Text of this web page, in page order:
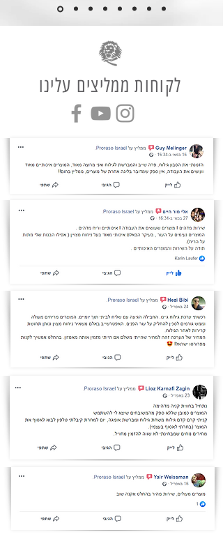
לקוחות ממליצים עלינו